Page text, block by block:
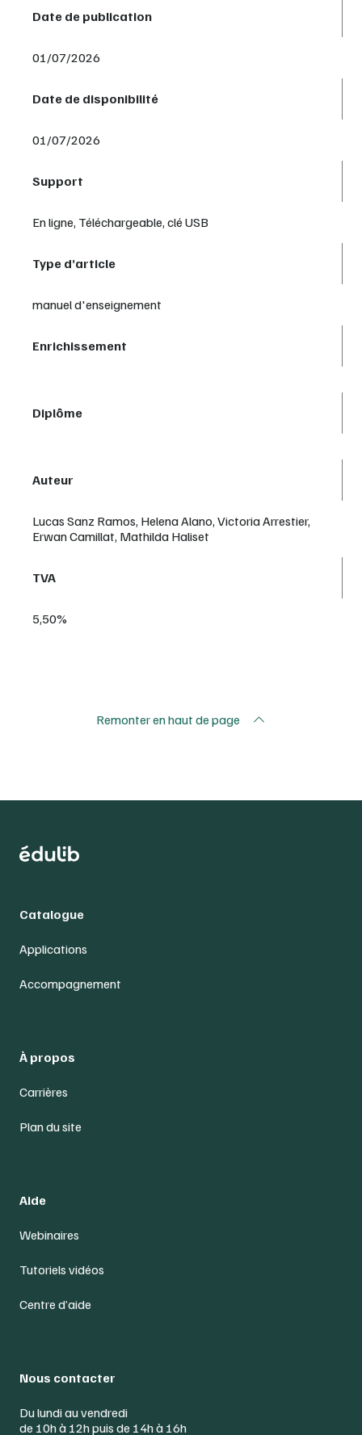
Date de publication
01/07/2026
Date de disponibilité
01/07/2026
Support
En ligne, Téléchargeable, clé USB
Type d’article
manuel d'enseignement
Enrichissement
Diplôme
Auteur
Lucas Sanz Ramos, Helena Alano, Victoria Arrestier,
Erwan Camillat, Mathilda Haliset
TVA
5,50%
Remonter en haut de page
Catalogue
Applications
Accompagnement
À propos
Carrières
Plan du site
Aide
Webinaires
Tutoriels vidéos
Centre d’aide
Nous contacter
Du lundi au vendredi
de 10h à 12h puis de 14h à 16h